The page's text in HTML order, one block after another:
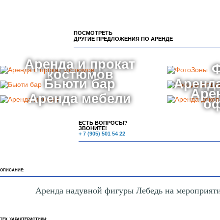
ПОСМОТРЕТЬ
ДРУГИЕ ПРЕДЛОЖЕНИЯ ПО АРЕНДЕ
Аренда и прокат
костюмов
Бьюти бар
Аренда мебели
ЕСТЬ ВОПРОСЫ?
ЗВОНИТЕ!
+ 7 (905) 501 54 22
ОПИСАНИЕ:
Аренда надувной фигуры Лебедь на
ТЕХ. ХАРАКТЕРИСТИКИ: